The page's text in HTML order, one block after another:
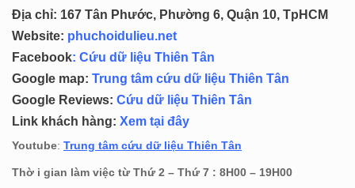
Địa chỉ: 167 Tân Phước, Phường 6, Quận 10, TpHCM
Website: phuchoidulieu.net
Facebook: Cứu dữ liệu Thiên Tân
Google map: Trung tâm cứu dữ liệu Thiên Tân
Google Reviews: Cứu dữ liệu Thiên Tân
Link khách hàng: Xem tại đây
Youtube: Trung tâm cứu dữ liệu Thiên Tân
Thờ i gian làm việc từ Thứ 2 – Thứ 7 : 8H00 – 19H00